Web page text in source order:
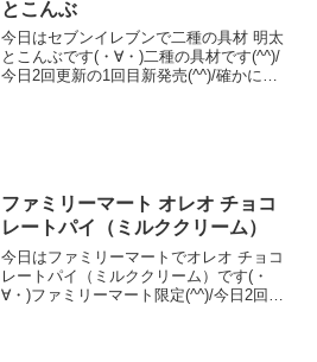
しく解説します。
とこんぶ
今日はセブンイレブンで二種の具材 明太
とこんぶです(・∀・)二種の具材です(^^)/
今日2回更新の1回目新発売(^^)/確かに二
ファミリーマート オレオ チョコ
レートパイ（ミルククリーム）
今日はファミリーマートでオレオ チョコ
レートパイ（ミルククリーム）です(・
∀・)ファミリーマート限定(^^)/今日2回更